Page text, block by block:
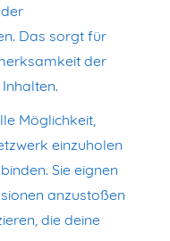
Das sorgt für
der
Möglichkeit,
einzuholen
Sie eignen
anzustoßen
die deine